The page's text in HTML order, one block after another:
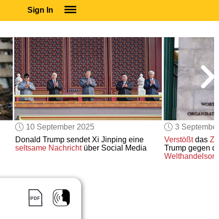
Sign In
SUBSCRIBE
EDUCATIONAL LICENSES
GIFT CARDS
OTHER LANGUAGES
ABOUT US
ALEXA
ADJUST COLORS
10 September 2025
Donald Trump sendet Xi Jinping eine
seltsame Nachrichtüber Social Media
3
Verstößtdas
Trump gegen